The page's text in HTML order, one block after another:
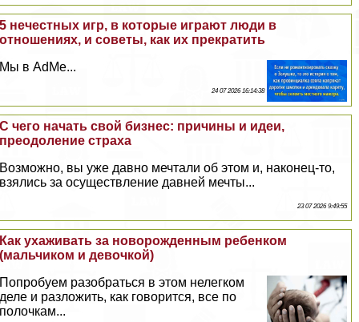
5 нечестных игр, в которые играют люди в
отношениях, и советы, как их прекратить
Мы в AdMe...
24 07 2026 16:14:38
С чего начать свой бизнес: причины и идеи,
преодоление стpaxa
Возможно, вы уже давно мечтали об этом и, наконец-то,
взялись за осуществление давней мечты...
23 07 2026 9:49:55
Как ухаживать за новорожденным ребенком
(мальчиком и дeвoчкой)
Попробуем разобраться в этом нелегком
деле и разложить, как говорится, все по
полочкам...